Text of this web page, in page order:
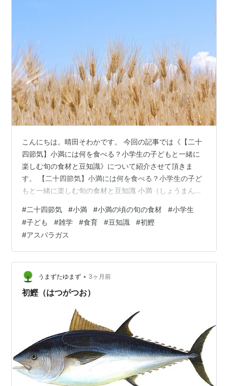
こんにちは。晴田そわかです。 今回の記事では《【二十
四節気】小満には何を食べる？小学生の子どもと一緒に
楽しむ旬の食材と豆知識》について紹介させて頂きま
す。 【二十四節気】小満には何を食べる？小学生の子ど
もと一緒に楽しむ旬の食材と豆知識 小満（しょうまん）
ピンと伸びる「そら豆」 2. 江戸時代から大人気！爽やか
な「初鰹（はつがつお）」 3. 皮ごと食べられるみずみず
しい「新じゃがいも」 4. 驚くべきスピードで成長する
「アスパラガス」 5. 梅雨の前に楽しむ手仕事！青くて硬
い「梅（うめ）」 6. 楽器と同じ形？初夏の短いごちそう
「ビワ」 …
#二十四節気 #小満 #小満の頃の旬の食材 #小学生
#子ども #雑学 #食育 #豆知識 #初鰹
#アスパラガス
うまずたゆまず • 3ヶ月前
初鰹（はつがつお）